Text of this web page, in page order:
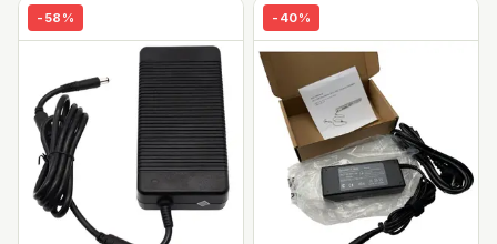
- 58 % - 40%